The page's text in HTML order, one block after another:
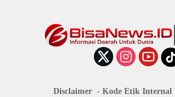
Disclaimer
Kode Etik Internal